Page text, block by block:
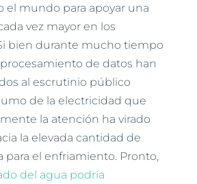
el mundo para apoyar una
vez mayor en los
bien durante mucho tiempo
de datos han
al escrutinio público
de la electricidad que
la atención ha virado
la elevada cantidad de
para el enfriamiento. Pronto,
del agua podría